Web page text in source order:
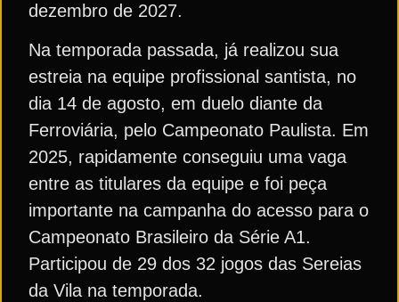
dezembro de 2027.
Na temporada passada, já realizou sua
estreia na equipe profissional santista, no
dia 14 de agosto, em duelo diante da
Ferroviária, pelo Campeonato Paulista. Em
2025, rapidamente conseguiu uma vaga
entre as titulares da equipe e foi peça
importante na campanha do acesso para o
Campeonato Brasileiro da Série A1.
Participou de 29 dos 32 jogos das Sereias
da Vila na temporada.